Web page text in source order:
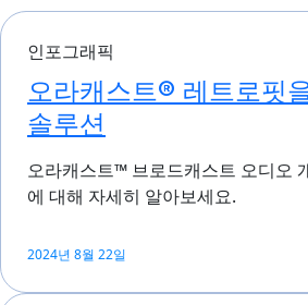
인포그래픽
오라캐스트® 레트로핏
솔루션
오라캐스트™ 브로드캐스트 오디오
에 대해 자세히 알아보세요.
2024년 8월 22일